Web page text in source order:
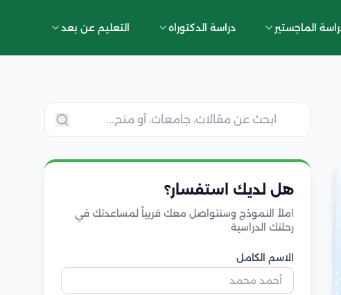
الماجستير دراسة الدكتوراه التعليم عن بعد
هل لديك استفسار؟
املأ النموذج وسنتواصل معك قريباً لمساعدتك في
رحلتك الدراسية.
الاسم الكامل